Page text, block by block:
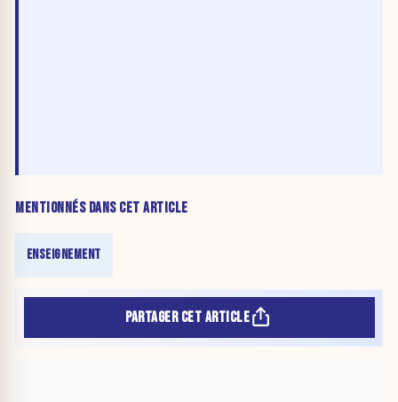
MENTIONNÉS DANS CET ARTICLE
ENSEIGNEMENT
PARTAGER CET ARTICLE